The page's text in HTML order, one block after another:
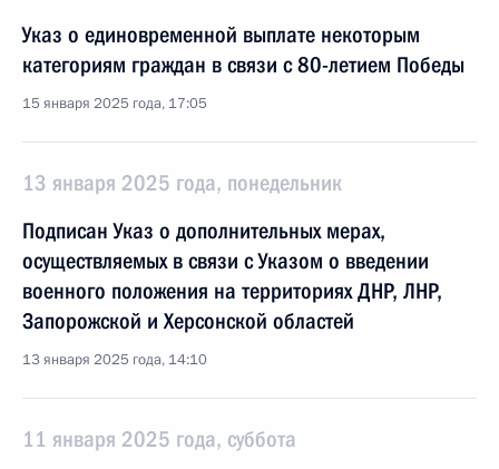
Указ о единовременной выплате некоторым
категориям граждан в связи с 80-летием Победы
15 января 2025 года, 17:05
13 января 2025 года, понедельник
Подписан Указ о дополнительных мерах,
осуществляемых в связи с Указом о введении
военного положения на территориях ДНР, ЛНР,
Запорожской и Херсонской областей
13 января 2025 года, 14:10
11 января 2025 года, суббота